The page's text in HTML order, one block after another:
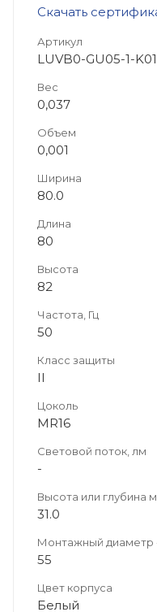
Скачать
Артикул
LUVB0-GU05-1-K01
Вес
0,037
Объем
0,001
Ширина
80.0
Длина
80
Высота
82
Частота, Гц
50
Класс защиты
II
Цоколь
MR16
Световой поток, лм
-
Высота или глубина
31.0
Монтажный диаметр
55
Цвет корпуса
Белый